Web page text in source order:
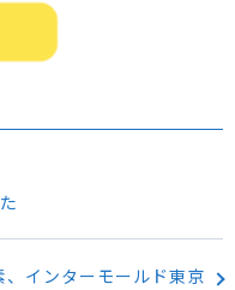
、インターモールド東京